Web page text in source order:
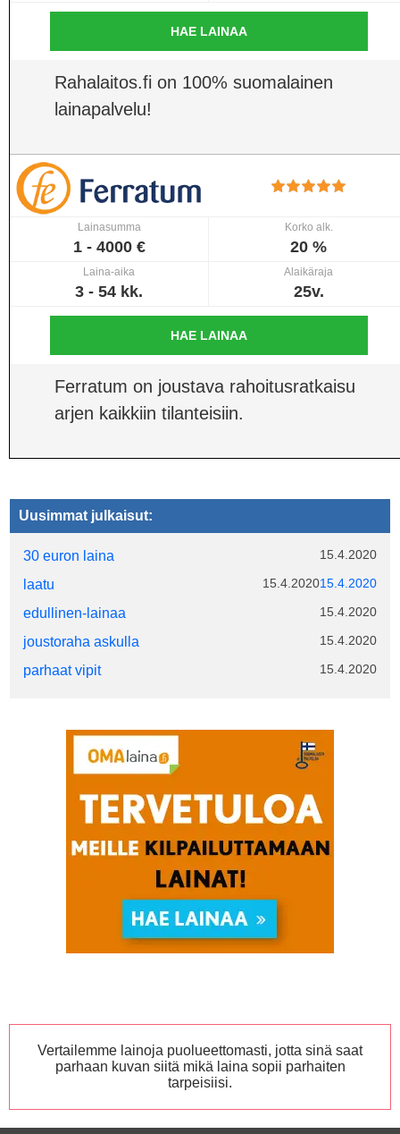
HAE LAINAA
Rahalaitos.fi on 100% suomalainen
lainapalvelu!
Lainasumma
1 - 4000 €
Korko alk.
20 %
Laina-aika
3 - 54 kk.
Alaikäraja
25v.
HAE LAINAA
Ferratum on joustava rahoitusratkaisu
arjen kaikkiin tilanteisiin.
Uusimmat julkaisut:
30 euron laina
15.4.2020
15.4.2020
laatu 15.4.2020
edullinen-lainaa 15.4.2020
joustoraha askulla 15.4.2020
parhaat vipit 15.4.2020
Vertailemme lainoja puolueettomasti, jotta sinä saat
parhaan kuvan siitä mikä laina sopii parhaiten
tarpeisiisi.